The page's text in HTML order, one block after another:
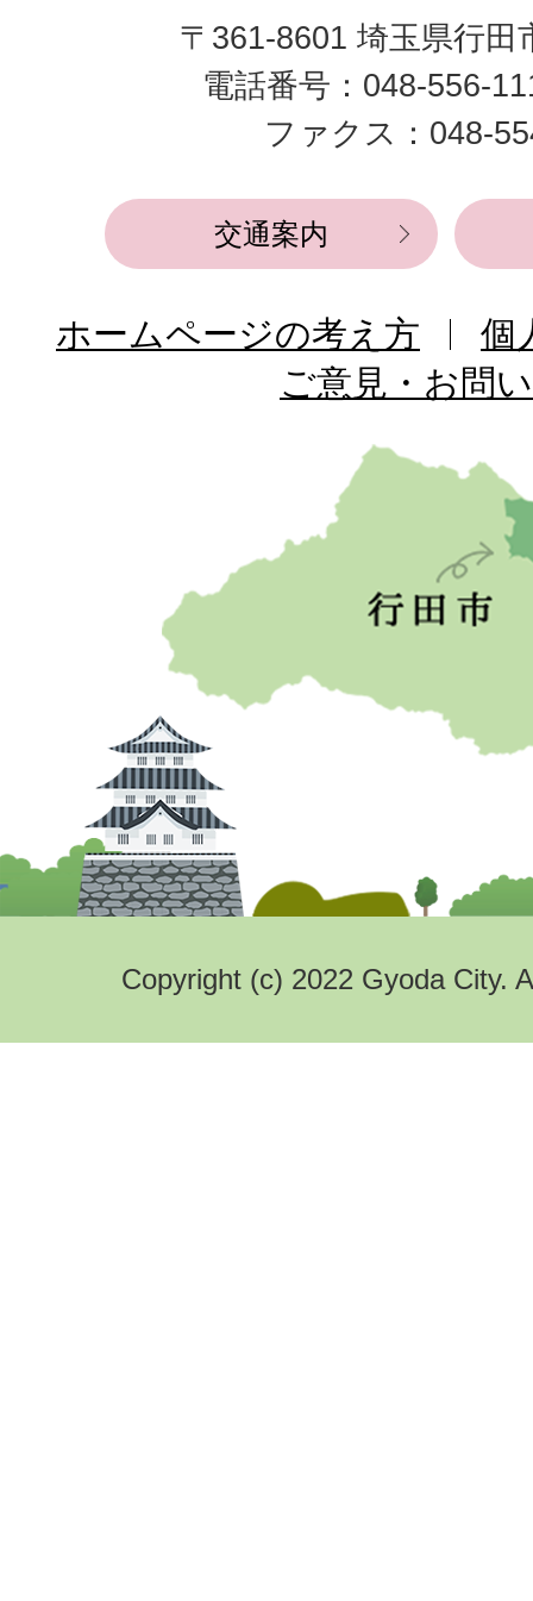
市
役
所
〒361-8601 埼玉県行田
電話番号：048-556-
ファクス：048-
交通案内
ホームページの考え方
個
ご意見・お問
Copyright (c) 2022 Gyoda City.